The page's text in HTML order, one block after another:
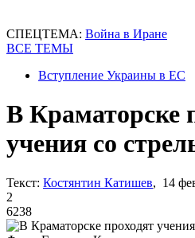
СПЕЦТЕМА: Война в Иране
ВСЕ ТЕМЫ
Вступление Украины в ЕС
В Краматорске
учения со
Текст: Костянтин Катишев, 14
2
6238